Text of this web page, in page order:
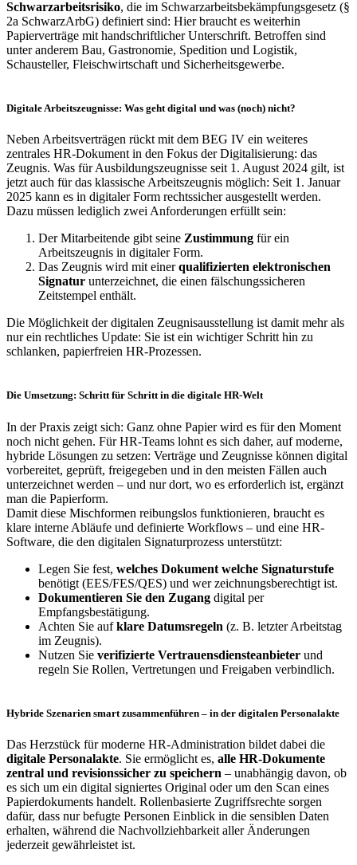
Schwarzarbeitsrisiko, die im Schwarzarbeitsbekämpfungsgesetz (§
2a SchwarzArbG) definiert sind: Hier braucht es weiterhin
Papierverträge mit handschriftlicher Unterschrift. Betroffen sind
unter anderem Bau, Gastronomie, Spedition und Logistik,
Schausteller, Fleischwirtschaft und Sicherheitsgewerbe.
Digitale Arbeitszeugnisse: Was geht digital und was (noch) nicht?
Neben Arbeitsverträgen rückt mit dem BEG IV ein weiteres
zentrales HR-Dokument in den Fokus der Digitalisierung: das
Zeugnis. Was für Ausbildungszeugnisse seit 1. August 2024 gilt, ist
jetzt auch für das klassische Arbeitszeugnis möglich: Seit 1. Januar
2025 kann es in digitaler Form rechtssicher ausgestellt werden.
Dazu müssen lediglich zwei Anforderungen erfüllt sein:
Der Mitarbeitende gibt seine Zustimmung für ein
Arbeitszeugnis in digitaler Form.
Das Zeugnis wird mit einerqualifizierten elektronischen
Signatur unterzeichnet, die einen fälschungssicheren
Zeitstempel enthält.
Die Möglichkeit der digitalen Zeugnisausstellung ist damit mehr als
nur ein rechtliches Update: Sie ist ein wichtiger Schritt hin zu
schlanken, papierfreien HR-Prozessen.
Die Umsetzung: Schritt für Schritt in die digitale HR-Welt
In der Praxis zeigt sich: Ganz ohne Papier wird es für den Moment
noch nicht gehen. Für HR-Teams lohnt es sich daher, auf moderne,
hybride Lösungen zu setzen: Verträge und Zeugnisse können digital
vorbereitet, geprüft, freigegeben und in den meisten Fällen auch
unterzeichnet werden – und nur dort, wo es erforderlich ist, ergänzt
man die Papierform.
Damit diese Mischformen reibungslos funktionieren, braucht es
klare interne Abläufe und definierte Workflows – und eine HR-
Software, die den digitalen Signaturprozess unterstützt:
Legen Sie fest, welches Dokument welche Signaturstufe
benötigt (EES/FES/QES) und wer zeichnungsberechtigt ist.
Dokumentieren Sie den Zugang digital per
Empfangsbestätigung.
Achten Sie aufklare Datumsregeln (z. B. letzter Arbeitstag
im Zeugnis).
Nutzen Sie verifizierte Vertrauensdiensteanbieter und
regeln Sie Rollen, Vertretungen und Freigaben verbindlich.
Hybride Szenarien smart zusammenführen – in der digitalen Personalakte
Das Herzstück für moderne HR-Administration bildet dabei die
digitale Personalakte. Sie ermöglicht es, alle HR-Dokumente
zentral und revisionssicher zu speichern – unabhängig davon, ob
es sich um ein digital signiertes Original oder um den Scan eines
Papierdokuments handelt. Rollenbasierte Zugriffsrechte sorgen
dafür, dass nur befugte Personen Einblick in die sensiblen Daten
erhalten, während die Nachvollziehbarkeit aller Änderungen
jederzeit gewährleistet ist.